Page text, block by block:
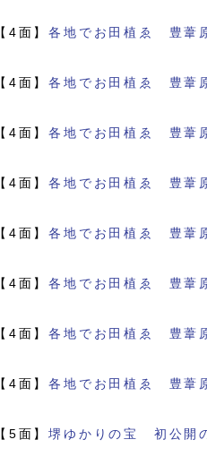
【4面】各地でお田植ゑ 豊葦
【4面】各地でお田植ゑ 豊葦
【4面】各地でお田植ゑ 豊葦
【4面】各地でお田植ゑ 豊葦
【4面】各地でお田植ゑ 豊葦
【4面】各地でお田植ゑ 豊葦
【4面】各地でお田植ゑ 豊葦
【4面】各地でお田植ゑ 豊葦
【5面】堺ゆかりの宝 初公開